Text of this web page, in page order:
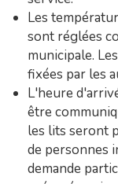
Les
sont réglées
municipale.
fixées par les
L'heure
être
les lits seront
de personnes
demande